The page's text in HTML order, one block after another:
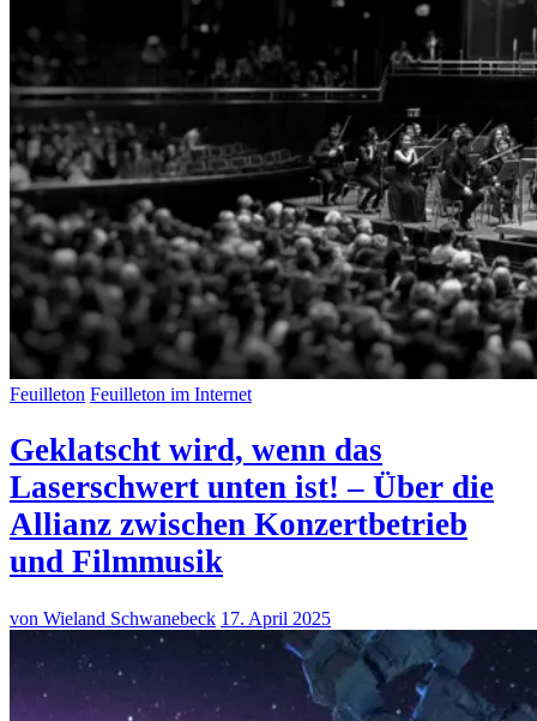
Feuilleton Feuilleton im Internet
Geklatscht wird, wenn das
Laserschwert unten ist! – Über die
Allianz zwischen Konzertbetrieb
und Filmmusik
von Wieland Schwanebeck 17. April 2025